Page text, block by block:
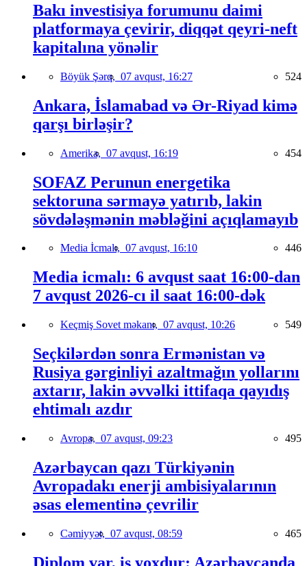
Bakı investisiya forumunu daimi
platformaya çevirir, diqqət qeyri-neft
kapitalına yönəlir
Böyük Şərq, 07 avqust, 16:27 524
Ankara, İslamabad və Ər-Riyad kimə
qarşı birləşir?
Amerika, 07 avqust, 16:19 454
SOFAZ Perunun energetika
sektoruna sərmayə yatırıb, lakin
sövdələşmənin məbləğini açıqlamayıb
Media İcmalı, 07 avqust, 16:10 446
Media icmalı: 6 avqust saat 16:00-dan
7 avqust 2026-cı il saat 16:00-dək
Keçmiş Sovet məkanı, 07 avqust, 10:26 549
Seçkilərdən sonra Ermənistan və
Rusiya gərginliyi azaltmağın yollarını
axtarır, lakin əvvəlki ittifaqa qayıdış
ehtimalı azdır
Avropa, 07 avqust, 09:23 495
Azərbaycan qazı Türkiyənin
Avropadakı enerji ambisiyalarının
əsas elementinə çevrilir
Cəmiyyət, 07 avqust, 08:59 465